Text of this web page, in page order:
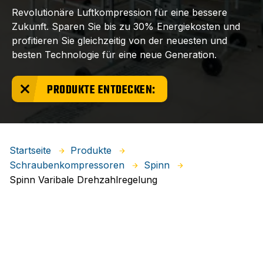
Revolutionäre Luftkompression für eine bessere
Zukunft. Sparen Sie bis zu 30% Energiekosten und
profitieren Sie gleichzeitig von der neuesten und
besten Technologie für eine neue Generation.
PRODUKTE ENTDECKEN:
Startseite
Produkte
Schraubenkompressoren
Spinn
Spinn Varibale Drehzahlregelung